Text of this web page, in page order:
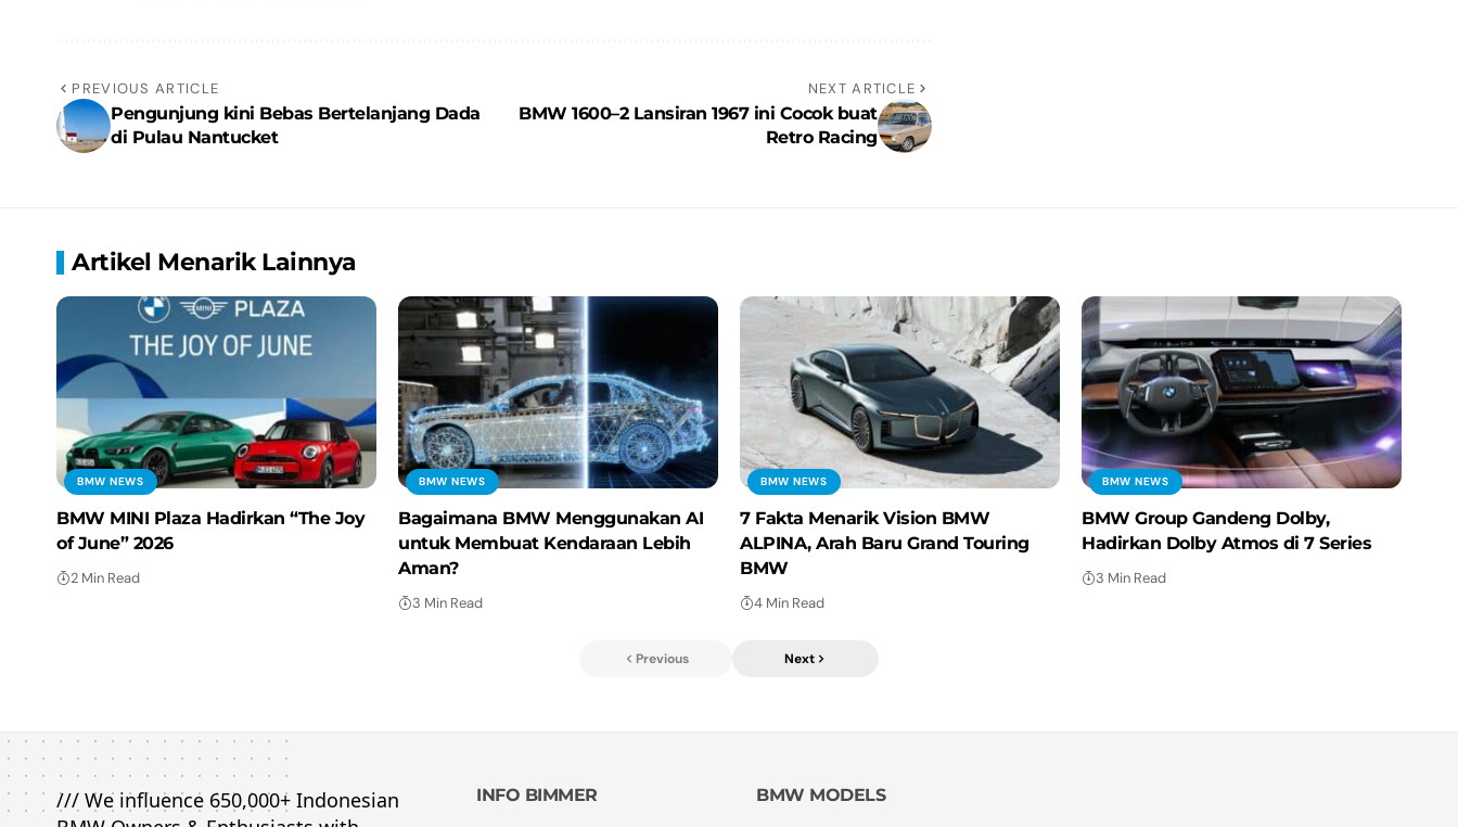
PREVIOUS ARTICLE
Pengunjung kini Bebas Bertelanjang Dada
di Pulau Nantucket
NEXT ARTICLE
BMW 1600–2 Lansiran 1967 ini Cocok buat
Retro Racing
Artikel Menarik Lainnya
BMW NEWS
BMW MINI Plaza Hadirkan “The Joy
of June” 2026
2 Min Read
BMW NEWS
Bagaimana BMW Menggunakan AI
untuk Membuat Kendaraan Lebih
Aman?
3 Min Read
BMW NEWS
7 Fakta Menarik Vision BMW
ALPINA, Arah Baru Grand Touring
BMW
4 Min Read
BMW NEWS
BMW Group Gandeng Dolby,
Hadirkan Dolby Atmos di 7 Series
3 Min Read
Previous Next
/// We influence 650,000+ Indonesian
INFO BIMMER BMW MODELS